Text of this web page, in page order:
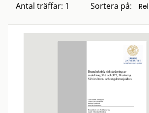
Antal träffar: 1 Sortera på: